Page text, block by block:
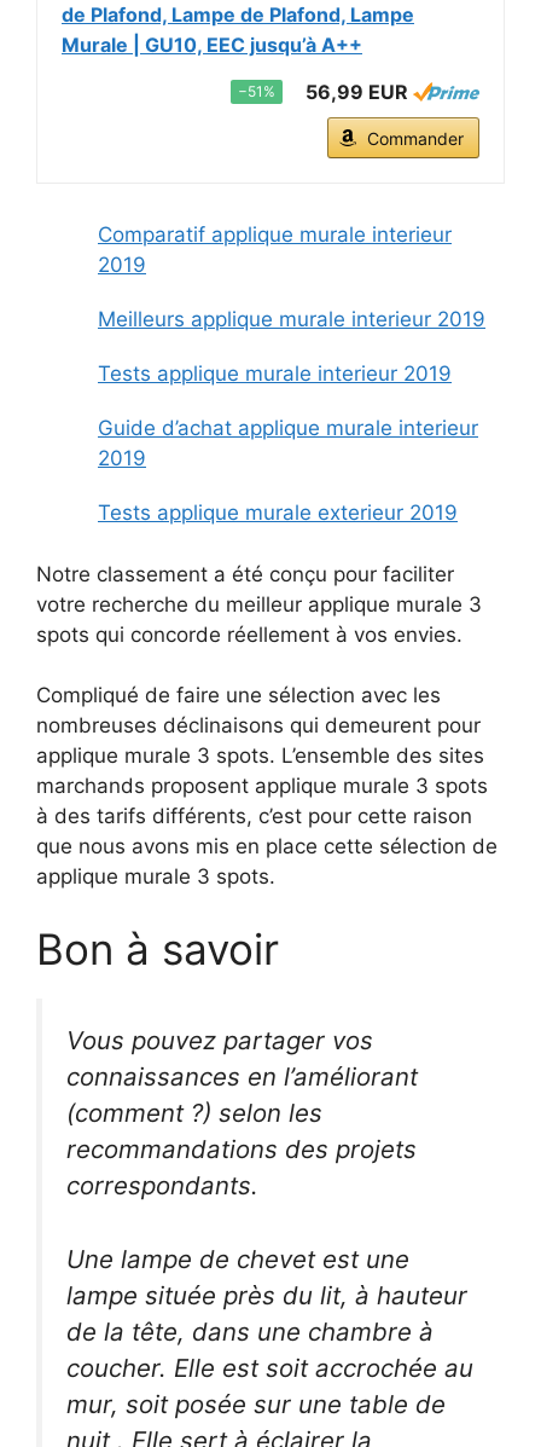
de Plafond, Lampe de Plafond, Lampe
Murale | GU10, EEC jusqu’à A++
−51% 56,99 EUR
Commander
Comparatif applique murale interieur
2019
Meilleurs applique murale interieur 2019
Tests applique murale interieur 2019
Guide d’achat applique murale interieur
2019
Tests applique murale exterieur 2019
Notre classement a été conçu pour faciliter
votre recherche du meilleur applique murale 3
spots qui concorde réellement à vos envies.
Compliqué de faire une sélection avec les
nombreuses déclinaisons qui demeurent pour
applique murale 3 spots. L’ensemble des sites
marchands proposent applique murale 3 spots
à des tarifs différents, c’est pour cette raison
que nous avons mis en place cette sélection de
applique murale 3 spots.
Bon à savoir
Vous pouvez partager vos
connaissances en l’améliorant
(comment ?) selon les
recommandations des projets
correspondants.
Une lampe de chevet est une
lampe située près du lit, à hauteur
de la tête, dans une chambre à
coucher. Elle est soit accrochée au
mur, soit posée sur une table de
nuit . Elle sert à éclairer la